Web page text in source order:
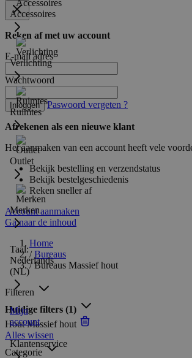
Accessoires
Verlichting
Ruimtes
Outlet
Merken
Taal:
Nederlands
(NL)
Mijn
account
Klantenservice
Reken af met uw account
E-mail adres
Wachtwoord
Inloggen Paswoord vergeten ?
Afrekenen als een nieuwe klant
Het aanmaken van een account heeft vele
Bekijk bestelling en verzendstatus
Bekijk bestelgeschiedenis
Reken sneller af
Account aanmaken
Ga naar de inhoud
Home
/ Bureaus
/ Bureaus Massief hout
Filteren
Huidige filters (1)
Hout Massief hout
Alles wissen
Categorie